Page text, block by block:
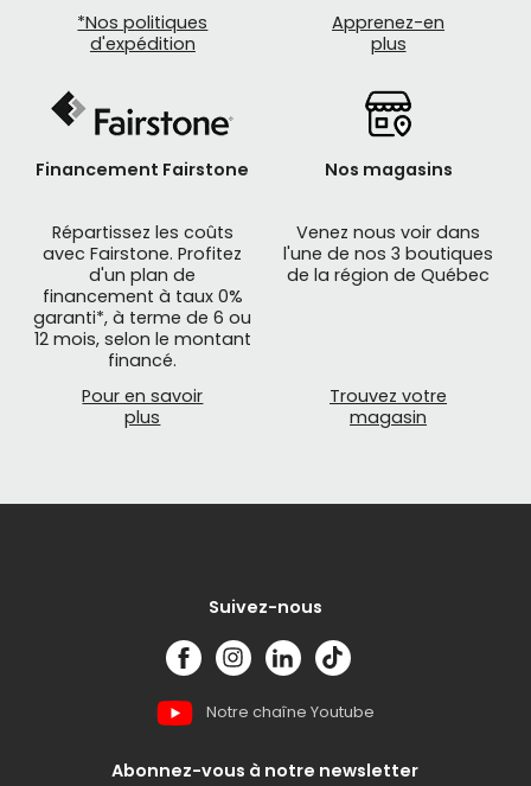
*Nos politiques
d'expédition
Apprenez-en
plus
Financement Fairstone
Répartissez les coûts
avec Fairstone. Profitez
d'un plan de
financement à taux 0%
garanti*, à terme de 6 ou
12 mois, selon le montant
financé.
Pour en savoir
plus
Nos magasins
Venez nous voir dans
l'une de nos 3 boutiques
de la région de Québec
Trouvez votre
magasin
Suivez-nous
Notre chaîne Youtube
Abonnez-vous à notre newsletter